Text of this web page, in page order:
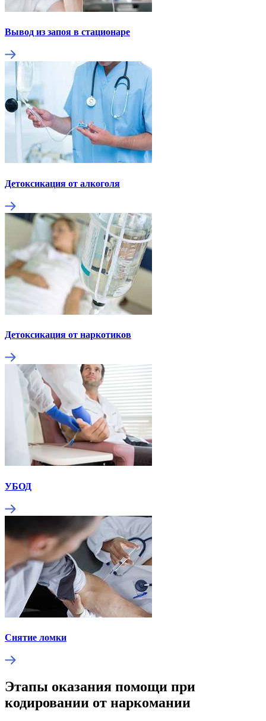
Вывод из запоя в стационаре
Детоксикация от алкоголя
Детоксикация от наркотиков
УБОД
Снятие ломки
Этапы оказания помощи при
кодировании от наркомании